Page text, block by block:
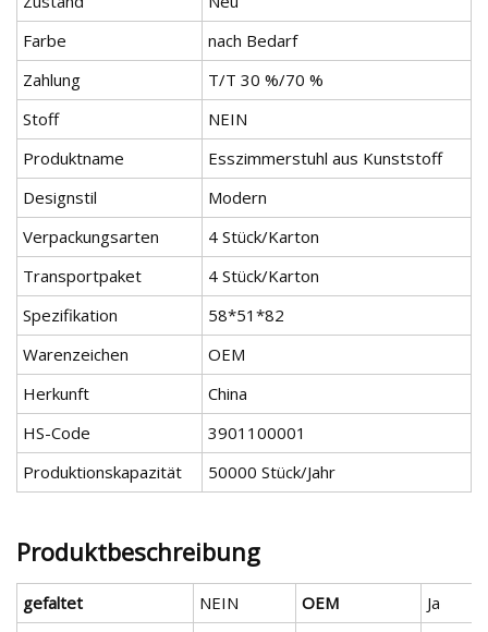
Farbe
nach Bedarf
Zahlung
T/T 30 %/70 %
Stoff
NEIN
Produktname
Esszimmerstuhl aus Kunststoff
Designstil
Modern
Verpackungsarten
4 Stück/Karton
Transportpaket
4 Stück/Karton
Spezifikation
58*51*82
Warenzeichen
OEM
Herkunft
China
HS-Code
3901100001
Produktionskapazität
50000 Stück/Jahr
Produktbeschreibung
gefaltet NEIN OEM Ja